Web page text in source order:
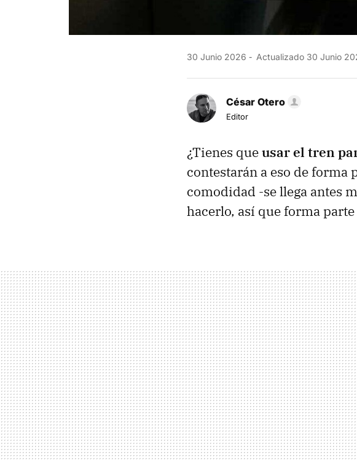
30 Junio 2026 Actualizado 30 Junio
César Otero
Editor
¿Tienes queusar el tren
contestarán a eso de
comodidad -se llega antes
hacerlo, así que forma